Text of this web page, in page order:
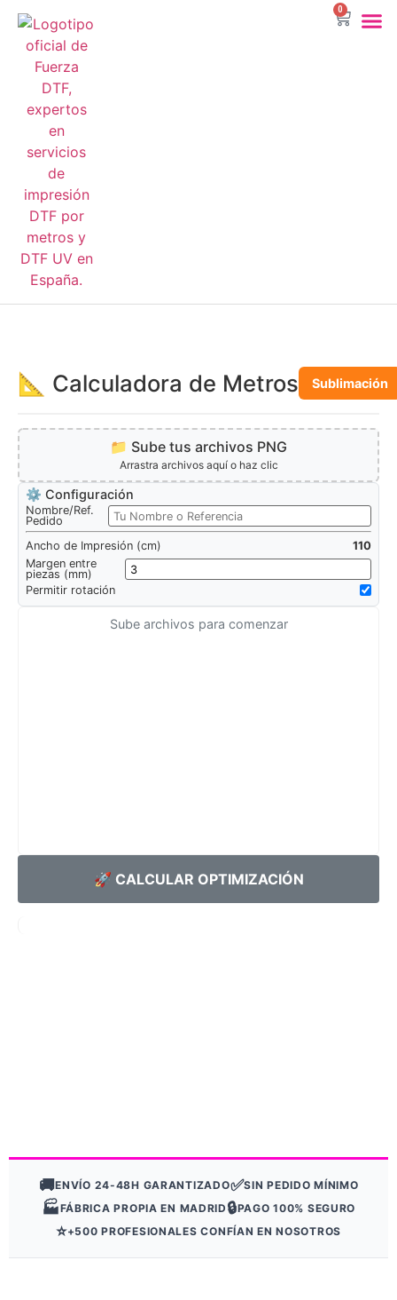
0
📐 Calculadora de Metros Sublimación
📁 Sube tus archivos PNG
Arrastra archivos aquí o haz clic
⚙️ Configuración
Nombre/Ref.
Pedido
Ancho de Impresión (cm)
110
Margen entre
piezas (mm)
Permitir rotación
Sube archivos para comenzar
🚀 CALCULAR OPTIMIZACIÓN
🚚ENVÍO 24-48H GARANTIZADO✅SIN PEDIDO MÍNIMO
🏭FÁBRICA PROPIA EN MADRID 🔒PAGO 100% SEGURO
⭐+500 PROFESIONALES CONFÍAN EN NOSOTROS